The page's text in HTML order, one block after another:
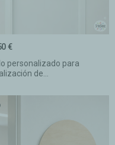
personalizado para
de...
€